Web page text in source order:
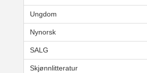
Ungdom
Nynorsk
SALG
Skjønnlitteratur